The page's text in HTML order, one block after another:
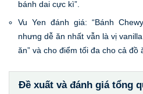
bánh dai cực kì”.
Vu Yen đánh giá: “Bánh
nhưng dễ ăn nhất vẫn là vị
ăn” và cho điểm tối đa cho cả đồ
Đề xuất và đánh giá tổng